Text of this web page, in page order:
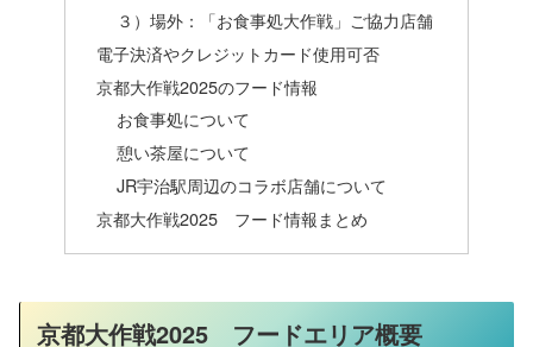
３）場外：「お食事処大作戦」ご協力店舗
電子決済やクレジットカード使用可否
京都大作戦2025のフード情報
お食事処について
憩い茶屋について
JR宇治駅周辺のコラボ店舗について
京都大作戦2025 フード情報まとめ
京都大作戦2025 フードエリア概要